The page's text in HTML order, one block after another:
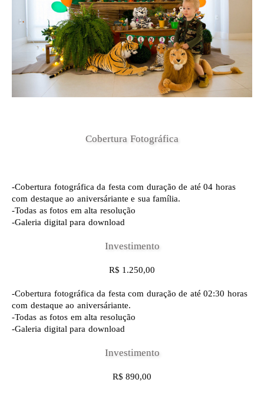
Cobertura Fotográfica
-Cobertura fotográfica da festa com duração de até 04 horas
com destaque ao aniversáriante e sua família.
-Todas as fotos em alta resolução
-Galeria digital para download
Investimento
R$ 1.250,00
-Cobertura fotográfica da festa com duração de até 02:30 horas
com destaque ao aniversáriante.
-Todas as fotos em alta resolução
-Galeria digital para download
Investimento
R$ 890,00